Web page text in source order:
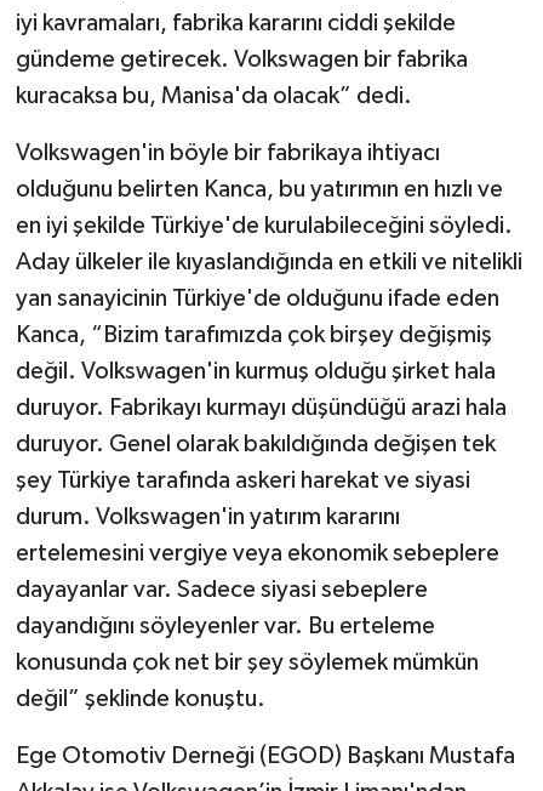
iyi kavramaları, fabrika kararını ciddi şekilde
gündeme getirecek. Volkswagen bir fabrika
kuracaksa bu, Manisa'da olacak” dedi.
Volkswagen'in böyle bir fabrikaya ihtiyacı
olduğunu belirten Kanca, bu yatırımın en hızlı ve
en iyi şekilde Türkiye'de kurulabileceğini söyledi.
Aday ülkeler ile kıyaslandığında en etkili ve nitelikli
yan sanayicinin Türkiye'de olduğunu ifade eden
Kanca, “Bizim tarafımızda çok birşey değişmiş
değil. Volkswagen'in kurmuş olduğu şirket hala
duruyor. Fabrikayı kurmayı düşündüğü arazi hala
duruyor. Genel olarak bakıldığında değişen tek
şey Türkiye tarafında askeri harekat ve siyasi
durum. Volkswagen'in yatırım kararını
ertelemesini vergiye veya ekonomik sebeplere
dayayanlar var. Sadece siyasi sebeplere
dayandığını söyleyenler var. Bu erteleme
konusunda çok net bir şey söylemek mümkün
değil” şeklinde konuştu.
Ege Otomotiv Derneği (EGOD) Başkanı Mustafa